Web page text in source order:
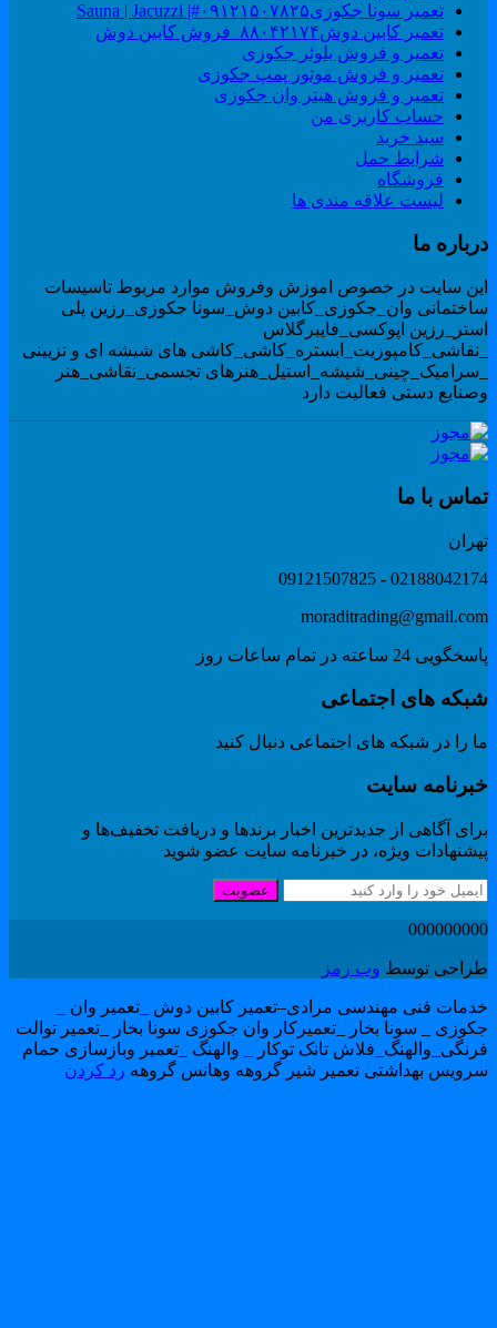
تعمیر سونا جکوزی۰۹۱۲۱۵۰۷۸۲۵#| Sauna | Jacuzzi
تعمیر کابین دوش۸۸۰۴۲۱۷۴_فروش کابین دوش
تعمیر و فروش بلوئر جکوزی
تعمیر و فروش موتور پمپ جکوزی
تعمیر و فروش هیتر وان جکوزی
حساب کاربری من
سبد خرید
شرایط حمل
فروشگاه
لیست علاقه مندی ها
ما
سایت در خصوص اموزش وفروش موارد مربوط تاسیسات
وان_جکوزی_کابین دوش_سونا جکوزی_رزین پلی
اپوکسی_فایبرگلاس
های شیشه ای و تزیینی
تجسمی_نقاشی_هنر
دستی فعالیت دارد
با ما
02188042174 -
24 ساعته در تمام ساعات روز
های اجتماعی
را در شبکه های اجتماعی دنبال کنید
سایت
آگاهی از جدیدترین اخبار برندها و دریافت تخفیف‌ها و
ویژه، در خبرنامه سایت عضو شوید
عضویت
توسطوب رمز
فنی مهندسی مرادی–تعمیر کابین دوش _تعمیر وان _
_ سونا بخار _تعمیرکار وان جکوزی سونا بخار _تعمیر توالت
تانک توکار _ والهنگ _تعمیر وبازسازی حمام
بهداشتی تعمیر شیر گروهه وهانس گروههرد کردن